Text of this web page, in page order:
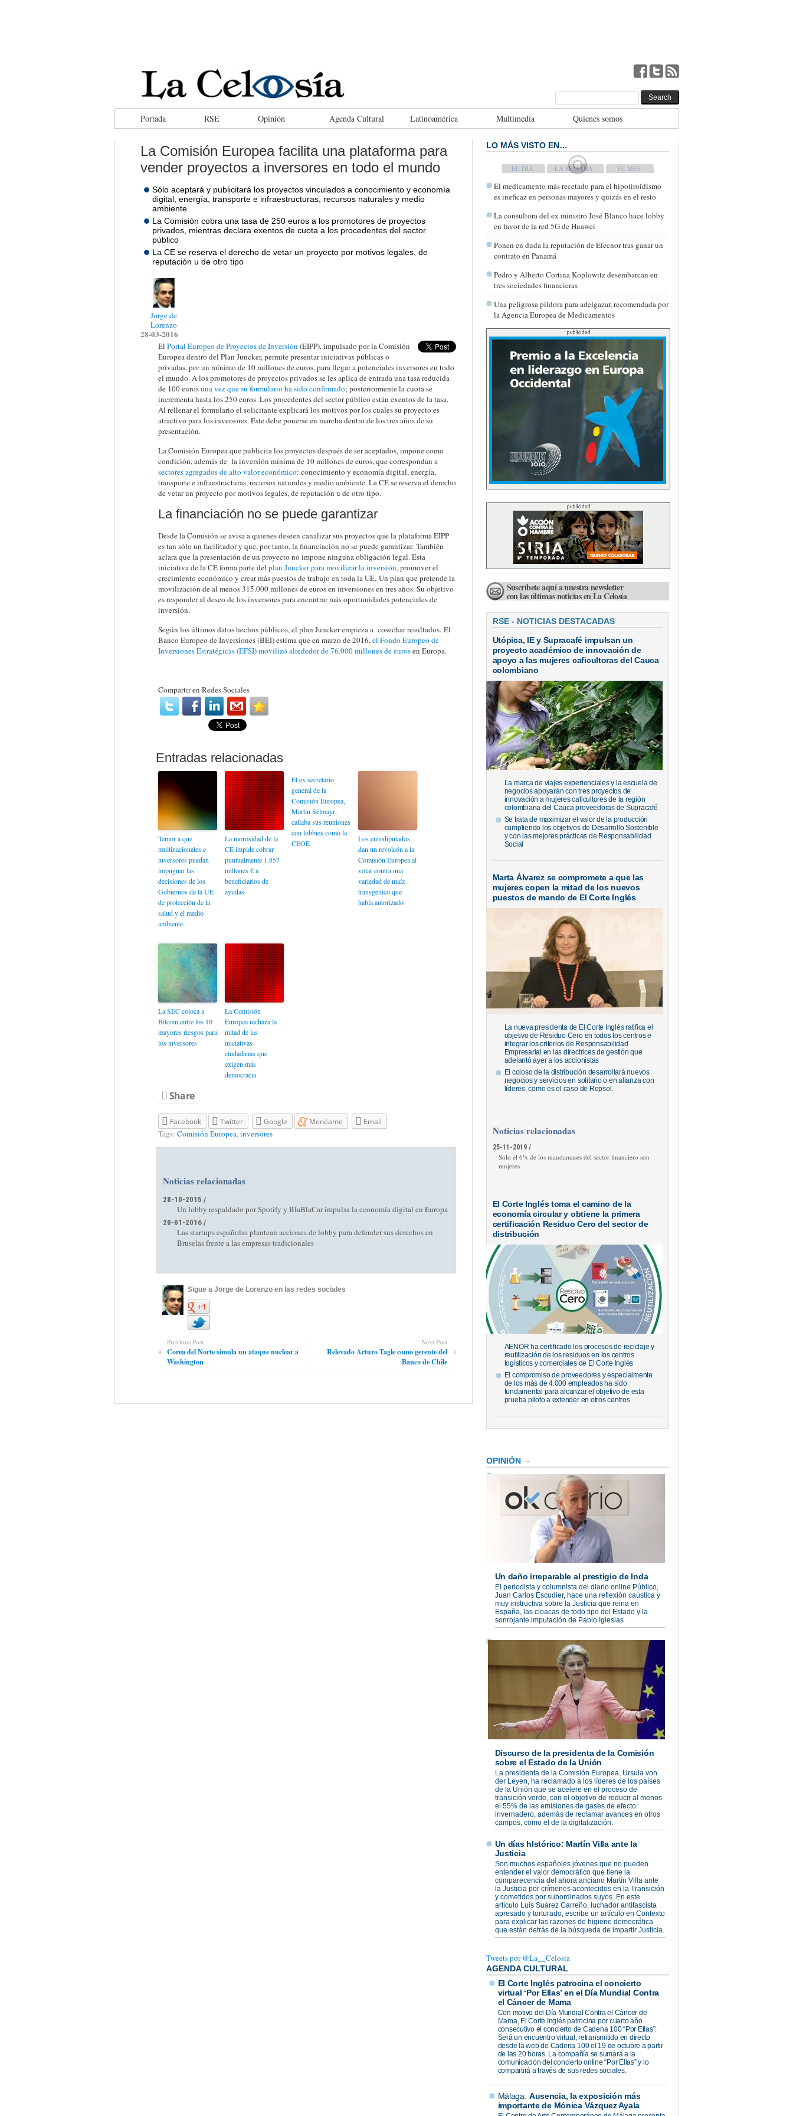
Portada RSE Opinión Agenda Cultural Latinoamérica Multimedia Quienes somos
La Comisión Europea facilita una plataforma para
vender proyectos a inversores en todo el mundo
Sólo aceptará y publicitará los proyectos vinculados a conocimiento y economía
digital, energía, transporte e infraestructuras, recursos naturales y medio
ambiente
La Comisión cobra una tasa de 250 euros a los promotores de proyectos
privados, mientras declara exentos de cuota a los procedentes del sector
público
La CE se reserva el derecho de vetar un proyecto por motivos legales, de
reputación u de otro tipo
Jorge de
Lorenzo
28-03-2016
El Portal Europeo de Proyectos de Inversión (EIPP), impulsado por la Comisión
Europea dentro del Plan Juncker, permite presentar iniciativas públicas o
privadas, por un mínimo de 10 millones de euros, para llegar a potenciales inversores en todo
el mundo. A los promotores de proyectos privados se les aplica de entrada una tasa reducida
de 100 eurosuna vez que su formulario ha sido confirmado; posteriormente la cuota se
incrementa hasta los 250 euros. Los procedentes del sector público están exentos de la tasa.
Al rellenar el formulario el solicitante explicará los motivos por los cuales su proyecto es
atractivo para los inversores. Este debe ponerse en marcha dentro de los tres años de su
presentación.
La Comisión Europea que publicita los proyectos después de ser aceptados, impone como
condición, además de la inversión mínima de 10 millones de euros, que correspondan a
sectores agregados de alto valor económico: conocimiento y economía digital, energía,
transporte e infraestructuras, recursos naturales y medio ambiente. La CE se reserva el derecho
de vetar un proyecto por motivos legales, de reputación u de otro tipo.
La financiación no se puede garantizar
Desde la Comisión se avisa a quienes deseen canalizar sus proyectos que la plataforma EIPP
es tan sólo un facilitador y que, por tanto, la financiación no se puede garantizar. También
aclara que la presentación de un proyecto no impone ninguna obligación legal. Esta
iniciativa de la CE forma parte del plan Juncker para movilizar la inversión, promover el
crecimiento económico y crear más puestos de trabajo en toda la UE. Un plan que pretende la
movilización de al menos 315.000 millones de euros en inversiones en tres años. Su objetivo
es responder al deseo de los inversores para encontrar más oportunidades potenciales de
inversión.
Según los últimos datos hechos públicos, el plan Juncker empieza a cosechar resultados. El
Banco Europeo de Inversiones (BEI) estima que en marzo de 2016,el Fondo Europeo de
Inversiones Estratégicas (EFSI) movilizó alrededor de 76.000 millones de eurosen Europa.
Compartir en Redes Sociales
Temor a que
multinacionales e
inversores puedan
impugnar las
decisiones de los
Gobiernos de la UE
de protección de la
salud y el medio
ambiente
La morosidad de la
CE impide cobrar
puntualmente 1.857
millones € a
beneficiarios de
ayudas
El ex secretario
general de la
Comisión Europea,
Martin Selmayr,
callaba sus reuniones
con lobbies como la
CEOE
Los eurodiputados
dan un revolcón a la
Comisión Europea al
votar contra una
variedad de maíz
transgénico que
había autorizado
La SEC coloca a
Bitcoin entre los 10
mayores riesgos para
los inversores
La Comisión
Europea rechaza la
mitad de las
iniciativas
ciudadanas que
exigen más
democracia
Share
Facebook Twitter Google Menéame Email
Tags: Comisión Europea,inversores
Noticias relacionadas
28-10-2015 /
Un lobby respaldado por Spotify y BlaBlaCar impulsa la economía digital en Europa
20-01-2016 /
Las startups españolas plantean acciones de lobby para defender sus derechos en
Bruselas frente a las empresas tradicionales
Sigue a Jorge de Lorenzo en las redes sociales
Previous Post
Corea del Norte simula un ataque nuclear a
Washington
Next Post
Relevado Arturo Tagle como gerente del
Banco de Chile
LO MÁS VISTO EN…
TODAY WEEK MONTH
El medicamento más recetado para el hipotiroidismo
es ineficaz en personas mayores y quizás en el resto
La consultora del ex ministro José Blanco hace lobby
en favor de la red 5G de Huawei
Ponen en duda la reputación de Elecnor tras ganar un
contrato en Panamá
Pedro y Alberto Cortina Koplowitz desembarcan en
tres sociedades financieras
Una peligrosa píldora para adelgazar, recomendada por
la Agencia Europea de Medicamentos
Suscríbete aquí a nuestra newsletter
con las últimas noticias en La Celosía
RSE - NOTICIAS DESTACADAS
Utópica, IE y Supracafé impulsan un
proyecto académico de innovación de
apoyo a las mujeres caficultoras del Cauca
colombiano
La marca de viajes experienciales y la escuela de
negocios apoyarán con tres proyectos de
innovación a mujeres caficultores de la región
colombiana del Cauca proveedoras de Supracafé
Se trata de maximizar el valor de la producción
cumpliendo los objetivos de Desarrollo Sostenible
y con las mejores prácticas de Responsabilidad
Social
Marta Álvarez se compromete a que las
mujeres copen la mitad de los nuevos
puestos de mando de El Corte Inglés
La nueva presidenta de El Corte Inglés ratifica el
objetivo de Residuo Cero en todos los centros e
integrar los criterios de Responsabilidad
Empresarial en las directrices de gestión que
adelantó ayer a los accionistas
El coloso de la distribución desarrollará nuevos
negocios y servicios en solitario o en alianza con
líderes, como es el caso de Repsol.
Noticias relacionadas
25-11-2019 /
Solo el 6% de los mandamases del sector financiero son
mujeres
El Corte Inglés toma el camino de la
economía circular y obtiene la primera
certificación Residuo Cero del sector de
distribución
AENOR ha certificado los procesos de reciclaje y
reutilización de los residuos en los centros
logísticos y comerciales de El Corte Inglés
El compromiso de proveedores y especialmente
de los más de 4.000 empleados ha sido
fundamental para alcanzar el objetivo de esta
prueba piloto a extender en otros centros
OPINIÓN
Un daño irreparable al prestigio de Inda
El periodista y columnista del diario online Público,
Juan Carlos Escudier, hace una reflexión caústica y
muy instructiva sobre la Justicia que reina en
España, las cloacas de todo tipo del Estado y la
sonrojante imputación de Pablo Iglesias
Discurso de la presidenta de la Comisión
sobre el Estado de la Unión
La presidenta de la Comisión Europea, Ursula von
der Leyen, ha reclamado a los líderes de los países
de la Unión que se acelere en el proceso de
transición verde, con el objetivo de reducir al menos
el 55% de las emisiones de gases de efecto
invernadero, además de reclamar avances en otros
campos, como el de la digitalización.
Un días hIstórico: Martín Villa ante la
Justicia
Son muchos españoles jóvenes que no pueden
entender el valor democrático que tiene la
comparecencia del ahora anciano Martín Villa ante
la Justicia por crímenes acontecidos en la Transición
y cometidos por subordinados suyos. En este
artículo Luis Suárez Carreño, luchador antifascista
apresado y torturado, escribe un artículo en Contexto
para explicar las razones de higiene democrática
que están detrás de la búsqueda de impartir Justicia.
Tweets por @La__Celosia
AGENDA CULTURAL
El Corte Inglés patrocina el concierto
virtual ‘Por Ellas’ en el Día Mundial Contra
el Cáncer de Mama
Con motivo del Día Mundial Contra el Cáncer de
Mama, El Corte Inglés patrocina por cuarto año
consecutivo el concierto de Cadena 100 “Por Ellas”.
Será un encuentro virtual, retransmitido en directo
desde la web de Cadena 100 el 19 de octubre a partir
de las 20 horas. La compañía se sumará a la
comunicación del concierto online “Por Ellas” y lo
compartirá a través de sus redes sociales.
Málaga Ausencia, la exposición más
importante de Mónica Vázquez Ayala